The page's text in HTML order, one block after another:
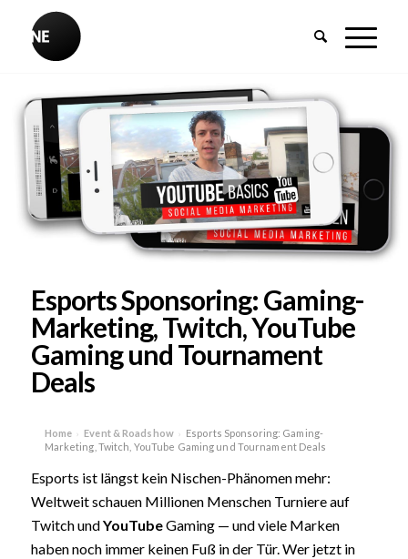
Esports Sponsoring: Gaming-
Marketing, Twitch, YouTube
Gaming und Tournament
Deals
Home › Event & Roadshow › Esports Sponsoring: Gaming-
Marketing, Twitch, YouTube Gaming und Tournament Deals
Esports ist längst kein Nischen-Phänomen mehr:
Weltweit schauen Millionen Menschen Turniere auf
Twitch undYouTubeGaming — und viele Marken
haben noch immer keinen Fuß in der Tür. Wer jetzt in